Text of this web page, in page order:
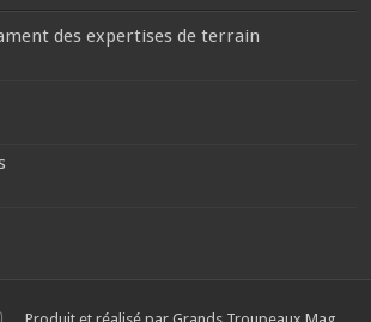
des expertises de terrain